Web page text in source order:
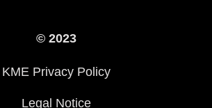
© 2023
KME Privacy Policy
Legal Notice